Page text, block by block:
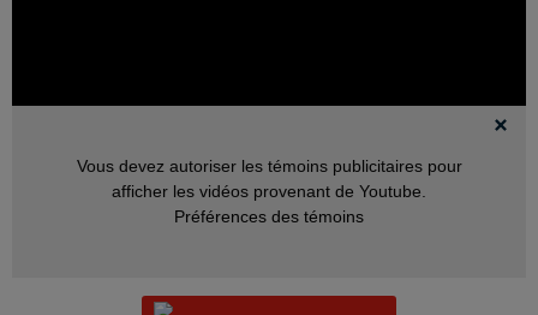
Vous devez autoriser les témoins publicitaires pour
afficher les vidéos provenant de Youtube.
Préférences des témoins